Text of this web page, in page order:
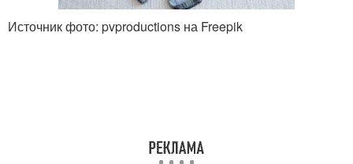
Источник фото: pvproductions на Freepik